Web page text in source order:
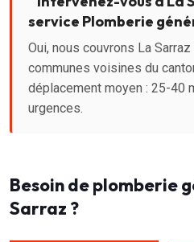
service Plomberie
Oui, nous couvrons La
communes voisines du
déplacement moyen : 25-40
urgences.
Besoin de plomberie
Sarraz ?